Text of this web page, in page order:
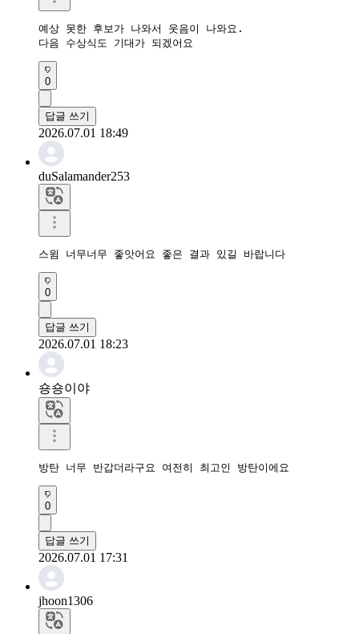
예상 못한 후보가 나와서 웃음이 나와요.
다음 수상식도 기대가 되겠어요
0
답글 쓰기
2026.07.01 18:49
duSalamander253
스윔 너무너무 좋앗어요 좋은 결과 있길 바랍니다
0
답글 쓰기
2026.07.01 18:23
숑숑이야
0
답글 쓰기
2026.07.01 17:31
jhoon1306